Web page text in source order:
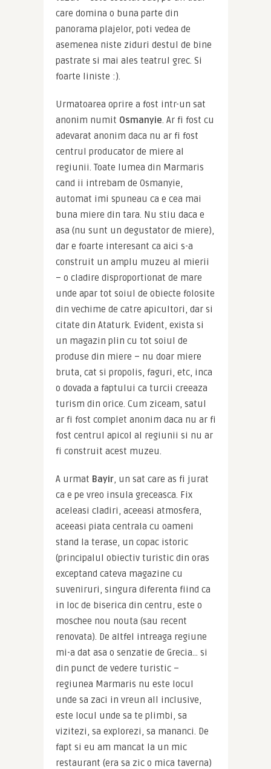
care domina o buna parte din
panorama plajelor, poti vedea de
asemenea niste ziduri destul de bine
pastrate si mai ales teatrul grec. Si
foarte liniste :).
Urmatoarea oprire a fost intr-un sat
anonim numit Osmanyie. Ar fi fost cu
adevarat anonim daca nu ar fi fost
centrul producator de miere al
regiunii. Toate lumea din Marmaris
cand ii intrebam de Osmanyie,
automat imi spuneau ca e cea mai
buna miere din tara. Nu stiu daca e
asa (nu sunt un degustator de miere),
dar e foarte interesant ca aici s-a
construit un amplu muzeu al mierii
– o cladire disproportionat de mare
unde apar tot soiul de obiecte folosite
din vechime de catre apicultori, dar si
citate din Ataturk. Evident, exista si
un magazin plin cu tot soiul de
produse din miere – nu doar miere
bruta, cat si propolis, faguri, etc, inca
o dovada a faptului ca turcii creeaza
turism din orice. Cum ziceam, satul
ar fi fost complet anonim daca nu ar fi
fost centrul apicol al regiunii si nu ar
fi construit acest muzeu.
A urmat Bayir, un sat care as fi jurat
ca e pe vreo insula greceasca. Fix
aceleasi cladiri, aceeasi atmosfera,
aceeasi piata centrala cu oameni
stand la terase, un copac istoric
(principalul obiectiv turistic din oras
exceptand cateva magazine cu
suveniruri, singura diferenta fiind ca
in loc de biserica din centru, este o
moschee nou nouta (sau recent
renovata). De altfel intreaga regiune
mi-a dat asa o senzatie de Grecia… si
din punct de vedere turistic –
regiunea Marmaris nu este locul
unde sa zaci in vreun all inclusive,
este locul unde sa te plimbi, sa
vizitezi, sa explorezi, sa mananci. De
fapt si eu am mancat la un mic
restaurant (era sa zic o mica taverna)